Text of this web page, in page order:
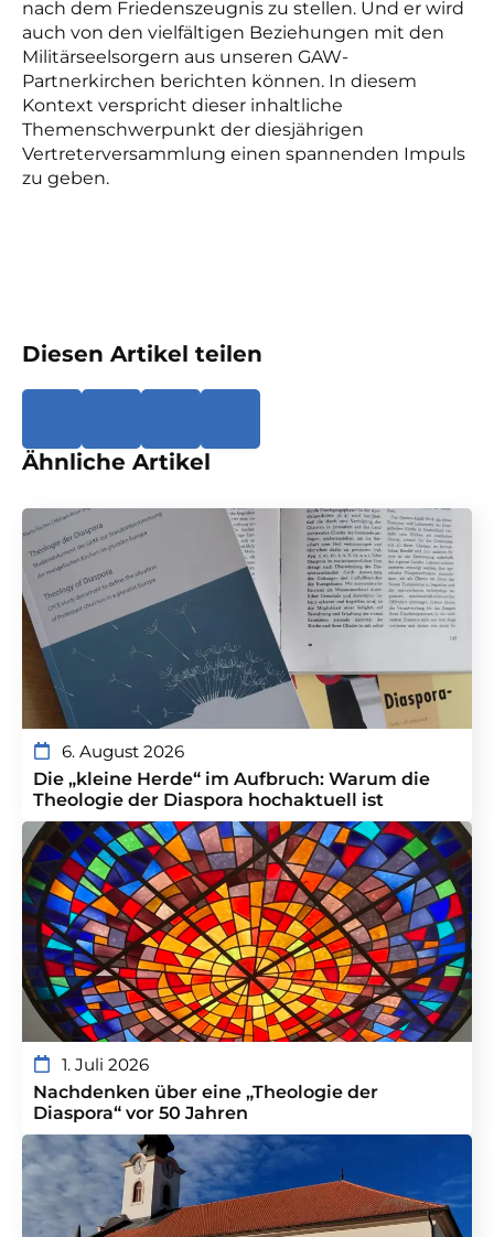
nach dem Friedenszeugnis zu stellen. Und er wird
auch von den vielfältigen Beziehungen mit den
Militärseelsorgern aus unseren GAW-
Partnerkirchen berichten können. In diesem
Kontext verspricht dieser inhaltliche
Themenschwerpunkt der diesjährigen
Vertreterversammlung einen spannenden Impuls
zu geben.
Diesen Artikel teilen
Ähnliche Artikel
6. August 2026
Die „kleine Herde“ im Aufbruch: Warum die
Theologie der Diaspora hochaktuell ist
1. Juli 2026
Nachdenken über eine „Theologie der
Diaspora“ vor 50 Jahren